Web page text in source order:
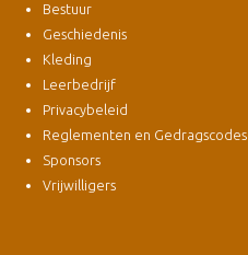
Bestuur
Geschiedenis
Kleding
Leerbedrijf
Privacybeleid
Reglementen en Gedragscodes
Sponsors
Vrijwilligers